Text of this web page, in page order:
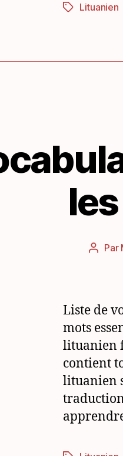
Étiquettes
Lituanien
Auteur
Par
Liste de
mots
lituanien
contient
lituanien